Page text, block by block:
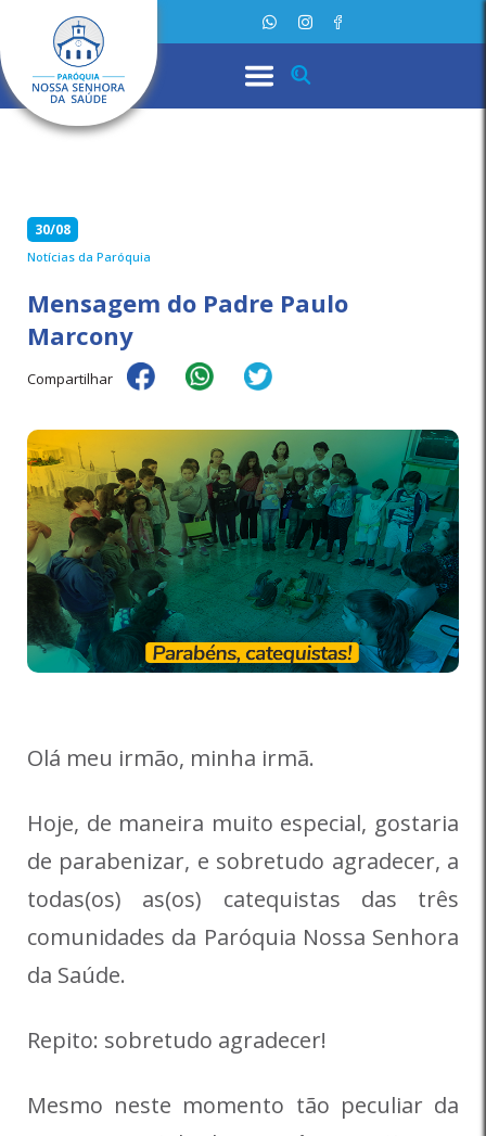
30/08
Notícias da Paróquia
Mensagem do Padre Paulo
Marcony
Compartilhar
Olá meu irmão, minha irmã.
Hoje, de maneira muito especial, gostaria
de parabenizar, e sobretudo agradecer, a
todas(os) as(os) catequistas das três
comunidades da Paróquia Nossa Senhora
da Saúde.
Repito: sobretudo agradecer!
Mesmo neste momento tão peculiar da